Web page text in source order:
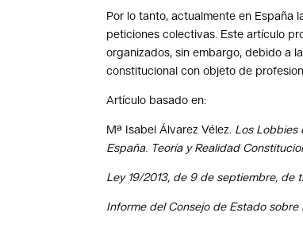
Por lo tanto, actualmente en España
peticiones colectivas. Este artículo
organizados, sin embargo, debido a
constitucional con objeto de
Artículo basado en:
Mª Isabel Álvarez Vélez. Los Lobbies
España. Teoría y Realidad
Ley 19/2013, de 9 de septiembre,
Informe del Consejo de Estado